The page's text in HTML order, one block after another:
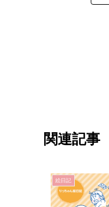
関連記事
絵日記